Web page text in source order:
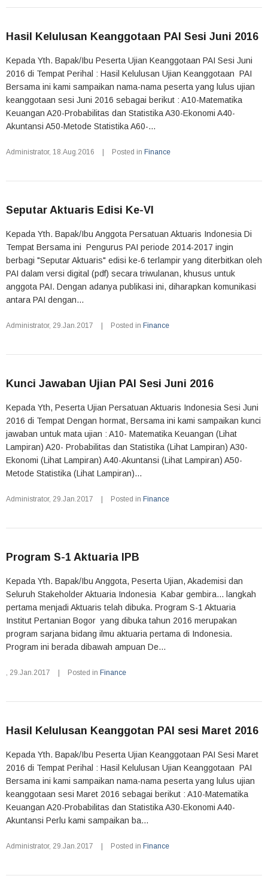
Hasil Kelulusan Keanggotaan PAI Sesi Juni 2016
Kepada Yth. Bapak/Ibu Peserta Ujian Keanggotaan PAI Sesi Juni
2016 di Tempat Perihal : Hasil Kelulusan Ujian Keanggotaan PAI
Bersama ini kami sampaikan nama-nama peserta yang lulus ujian
keanggotaan sesi Juni 2016 sebagai berikut : A10-Matematika
Keuangan A20-Probabilitas dan Statistika A30-Ekonomi A40-
Akuntansi A50-Metode Statistika A60-...
Administrator, 18.Aug.2016 Posted in Finance
Seputar Aktuaris Edisi Ke-VI
Kepada Yth. Bapak/Ibu Anggota Persatuan Aktuaris Indonesia Di
Tempat Bersama ini Pengurus PAI periode 2014-2017 ingin
berbagi "Seputar Aktuaris" edisi ke-6 terlampir yang diterbitkan oleh
PAI dalam versi digital (pdf) secara triwulanan, khusus untuk
anggota PAI. Dengan adanya publikasi ini, diharapkan komunikasi
antara PAI dengan...
Administrator, 29.Jan.2017 Posted in Finance
Kunci Jawaban Ujian PAI Sesi Juni 2016
Kepada Yth, Peserta Ujian Persatuan Aktuaris Indonesia Sesi Juni
2016 di Tempat Dengan hormat, Bersama ini kami sampaikan kunci
jawaban untuk mata ujian : A10- Matematika Keuangan (Lihat
Lampiran) A20- Probabilitas dan Statistika (Lihat Lampiran) A30-
Ekonomi (Lihat Lampiran) A40-Akuntansi (Lihat Lampiran) A50-
Metode Statistika (Lihat Lampiran)...
Administrator, 29.Jan.2017 Posted in Finance
Program S-1 Aktuaria IPB
Kepada Yth. Bapak/Ibu Anggota, Peserta Ujian, Akademisi dan
Seluruh Stakeholder Aktuaria Indonesia Kabar gembira... langkah
pertama menjadi Aktuaris telah dibuka. Program S-1 Aktuaria
Institut Pertanian Bogor yang dibuka tahun 2016 merupakan
program sarjana bidang ilmu aktuaria pertama di Indonesia.
Program ini berada dibawah ampuan De...
, 29.Jan.2017 Posted in Finance
Hasil Kelulusan Keanggotan PAI sesi Maret 2016
Kepada Yth. Bapak/Ibu Peserta Ujian Keanggotaan PAI Sesi Maret
2016 di Tempat Perihal : Hasil Kelulusan Ujian Keanggotaan PAI
Bersama ini kami sampaikan nama-nama peserta yang lulus ujian
keanggotaan sesi Maret 2016 sebagai berikut : A10-Matematika
Keuangan A20-Probabilitas dan Statistika A30-Ekonomi A40-
Akuntansi Perlu kami sampaikan ba...
Administrator, 29.Jan.2017 Posted in Finance